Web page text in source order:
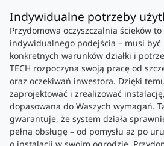
Indywidualne potrzeby
Przydomowa oczyszczalnia ścieków
indywidualnego podejścia – musi być
konkretnych warunków działki i
TECH rozpoczyna swoją pracę od
oraz oczekiwań inwestora. Dzięki
zaprojektować i zrealizować
dopasowana do Waszych wymagań.
gwarantuje, że system działa
pełną obsługę – od pomysłu aż po